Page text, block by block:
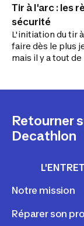
Tir à l'arc : les
sécurité
L'initiation du tir
faire dès le plus
mais il y a tout
Retourner
Decathlon
Notre mission
Réparer son